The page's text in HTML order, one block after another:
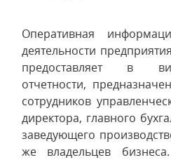
Оперативная
деятельности
предоставляет в
отчетности,
сотрудников
директора, главного
заведующего
же владельцев